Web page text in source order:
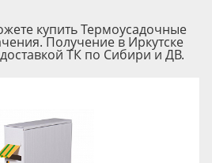
купить Термоусадочные
Получение в Иркутске
ТК по Сибири и ДВ.